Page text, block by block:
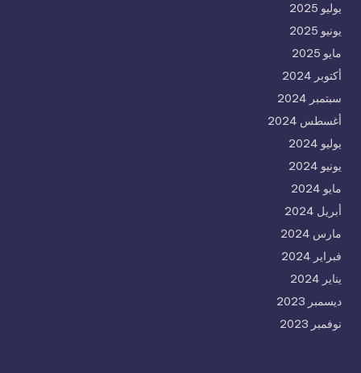
يوليو 2025
يونيو 2025
مايو 2025
أكتوبر 2024
سبتمبر 2024
أغسطس 2024
يوليو 2024
يونيو 2024
مايو 2024
أبريل 2024
مارس 2024
فبراير 2024
يناير 2024
ديسمبر 2023
نوفمبر 2023